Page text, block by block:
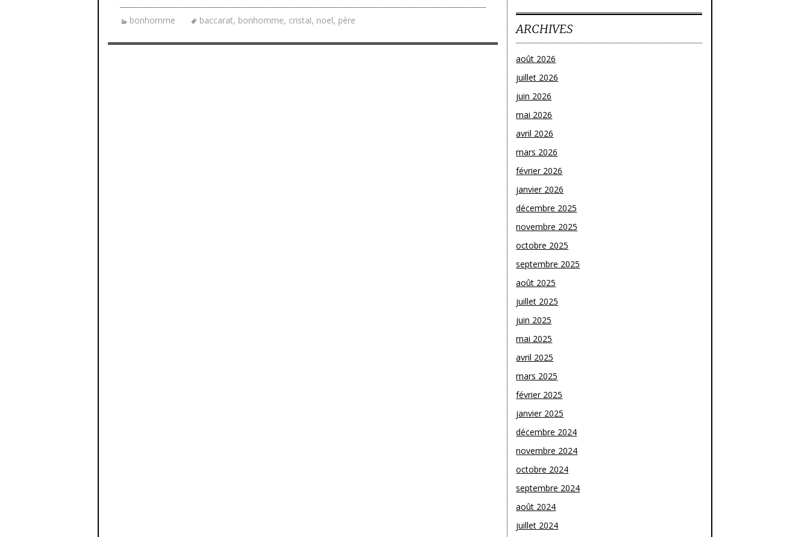
bonhomme baccarat, bonhomme, cristal, noel, père
ARCHIVES
août 2026
juillet 2026
juin 2026
mai 2026
avril 2026
mars 2026
février 2026
janvier 2026
décembre 2025
novembre 2025
octobre 2025
septembre 2025
août 2025
juillet 2025
juin 2025
mai 2025
avril 2025
mars 2025
février 2025
janvier 2025
décembre 2024
novembre 2024
octobre 2024
septembre 2024
août 2024
juillet 2024